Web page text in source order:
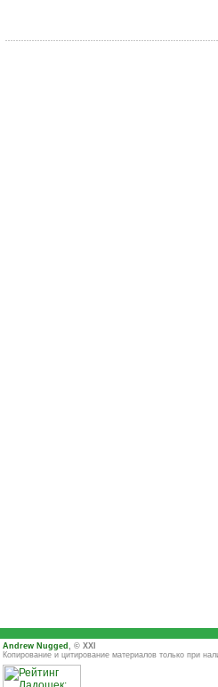
Andrew Nugged , © XXI
Копирование и цитирование материалов только при